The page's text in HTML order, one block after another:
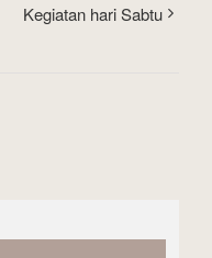
Kegiatan hari Sabtu